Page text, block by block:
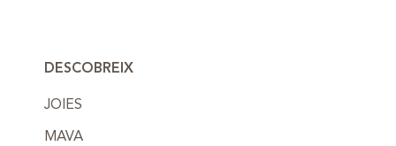
DESCOBREIX
JOIES
MAVA